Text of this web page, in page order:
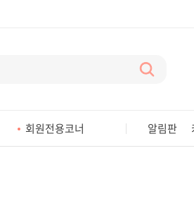
회원전용코너 알림판